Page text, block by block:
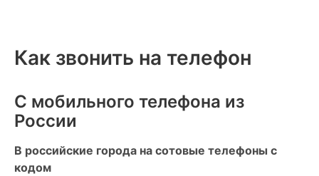
Как звонить на телефон
С мобильного телефона из
России
В российские города на сотовые телефоны с
кодом